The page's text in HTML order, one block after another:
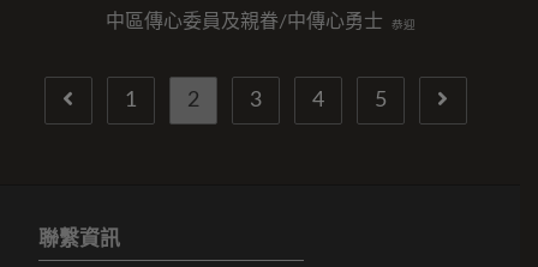
中區傳心委員及親眷/中傳心勇士 恭迎
1 2 3 4 5
聯繫資訊